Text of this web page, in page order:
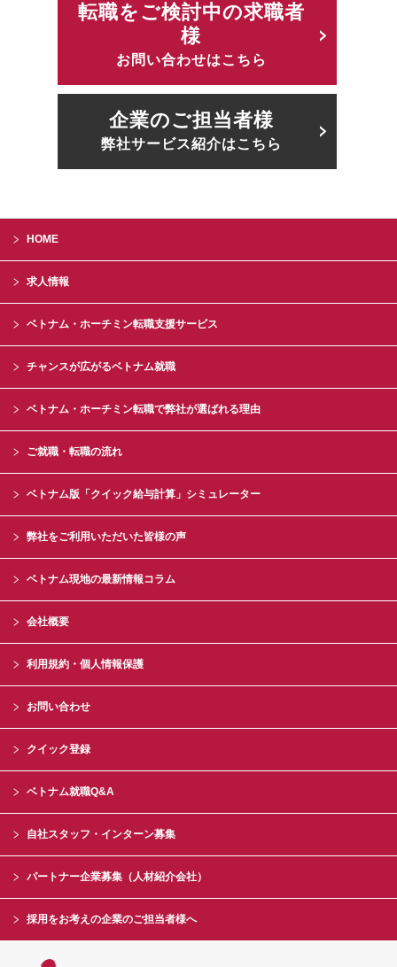
転職をご検討中の求職者
様
お問い合わせはこちら
企業のご担当者様
弊社サービス紹介はこちら
HOME
求人情報
ベトナム・ホーチミン転職支援サービス
チャンスが広がるベトナム就職
ベトナム・ホーチミン転職で弊社が選ばれる理由
ご就職・転職の流れ
ベトナム版「クイック給与計算」シミュレーター
弊社をご利用いただいた皆様の声
ベトナム現地の最新情報コラム
会社概要
利用規約・個人情報保護
お問い合わせ
クイック登録
ベトナム就職Q&A
自社スタッフ・インターン募集
パートナー企業募集（人材紹介会社）
採用をお考えの企業のご担当者様へ